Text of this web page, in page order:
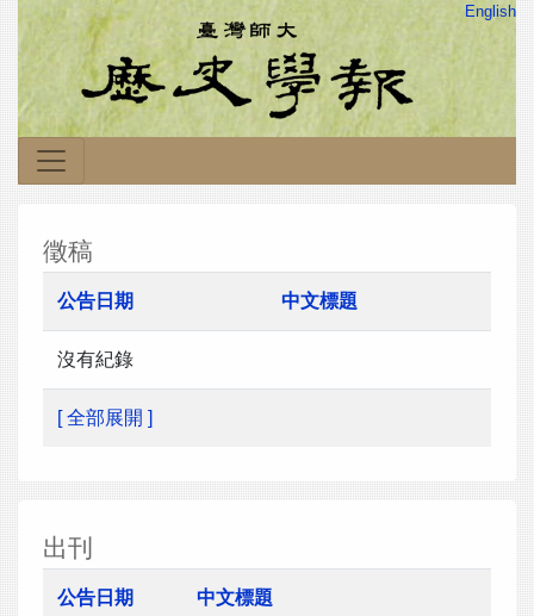
English
徵稿
公告日期 中文標題
沒有紀錄
[ 全部展開 ]
出刊
公告日期 中文標題